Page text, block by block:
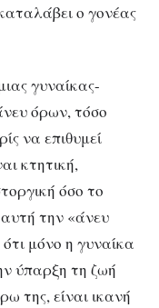
ο γονέας
γυναίκας-
όρων, τόσο
να επιθυμεί
κτητική,
όσο το
αυτή την «άνευ
μόνο η γυναίκα
ύπαρξη τη ζωή
της, είναι ικανή